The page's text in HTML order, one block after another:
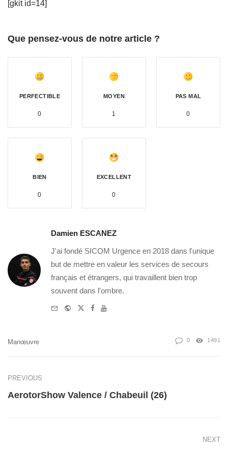
[gkit id=14]
Que pensez-vous de notre article ?
PERFECTIBLE
0
MOYEN
1
PAS MAL
0
BIEN
0
EXCELLENT
0
Damien ESCANEZ
J'ai fondé SICOM Urgence en 2018 dans l'unique
but de mettre en valeur les services de secours
français et étrangers, qui travaillent bien trop
souvent dans l'ombre.
WebsiteTwitter
Facebook
Youtube
Manœuvre 0 1491
PREVIOUS
AerotorShow Valence / Chabeuil (26)
NEXT